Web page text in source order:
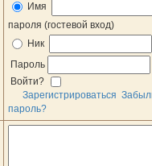
Имя
пароля (гостевой вход)
Ник
Пароль
Войти?
Зарегистрироваться
пароль?